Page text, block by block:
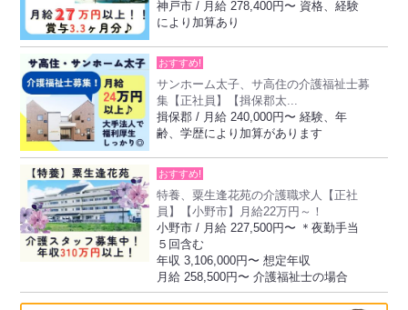
神戸市 / 月給 278,400円〜 資格、経験
により加算あり
おすすめ!
サンホーム太子、サ高住の介護福祉士募
集【正社員】【揖保郡太...
揖保郡 / 月給 240,000円〜 経験、年
齢、学歴により加算があります
おすすめ!
特養、粟生逢花苑の介護職求人【正社
員】【小野市】月給22万円～！
小野市 / 月給 227,500円〜 ＊夜勤手当
５回含む
年収 3,106,000円〜 想定年収
月給 258,500円〜 介護福祉士の場合